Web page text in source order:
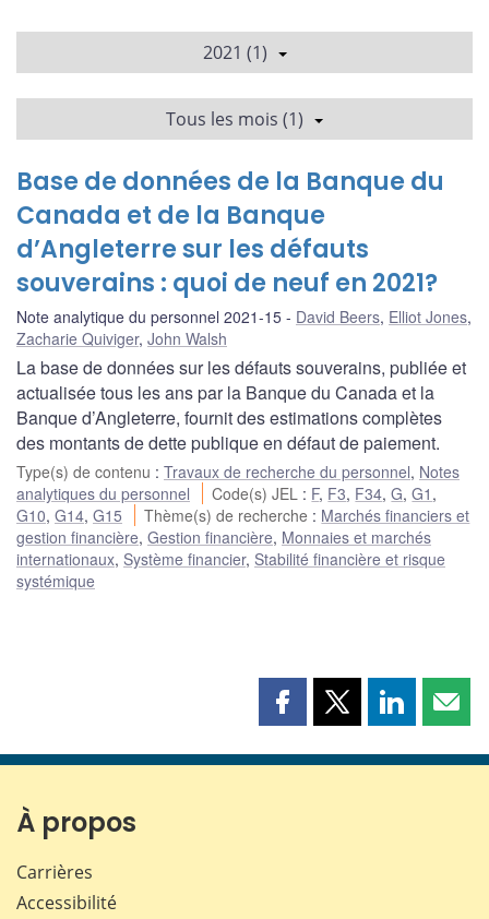
2021 (1)
Tous les mois (1)
Base de données de la Banque du
Canada et de la Banque
d’Angleterre sur les défauts
souverains : quoi de neuf en 2021?
Note analytique du personnel 2021-15 David Beers, Elliot Jones,
Zacharie Quiviger, John Walsh
La base de données sur les défauts souverains, publiée et
actualisée tous les ans par la Banque du Canada et la
Banque d’Angleterre, fournit des estimations complètes
des montants de dette publique en défaut de paiement.
Type(s) de contenu : Travaux de recherche du personnel, Notes
analytiques du personnel
Code(s) JEL : F, F3, F34,G,G1 ,
G10, G14, G15 Thème(s) de recherche : Marchés financiers et
gestion financière, Gestion financière, Monnaies et marchés
internationaux, Système financier, Stabilité financière et risque
systémique
Partager
page
Partager
page
Partager
page page
À propos
Carrières
Accessibilité